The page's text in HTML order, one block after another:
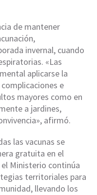
de mantener
invernal, cuando
«Las
aplicarse la
e
mayores como en
a jardines,
afirmó.
las vacunas se
gratuita en el
Ministerio continúa
territoriales para
llevando los